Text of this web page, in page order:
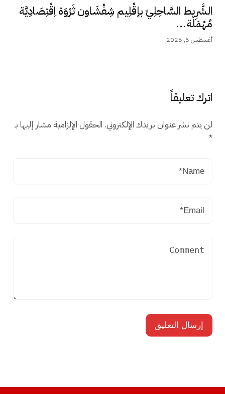
الشَّرِيط السَّاحِلِيّ بإقْلِيم شِفْشَاون ثَرْوَة اِقْتِصَادِيَّة
مُهْمَلَة...
أغسطس 5, 2026
اترك تعليقاً
لن يتم نشر عنوان بريدك الإلكتروني. الحقول الإلزامية مشار إليها بـ
*